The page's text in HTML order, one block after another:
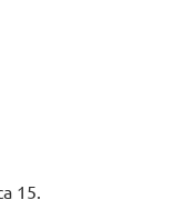
15.